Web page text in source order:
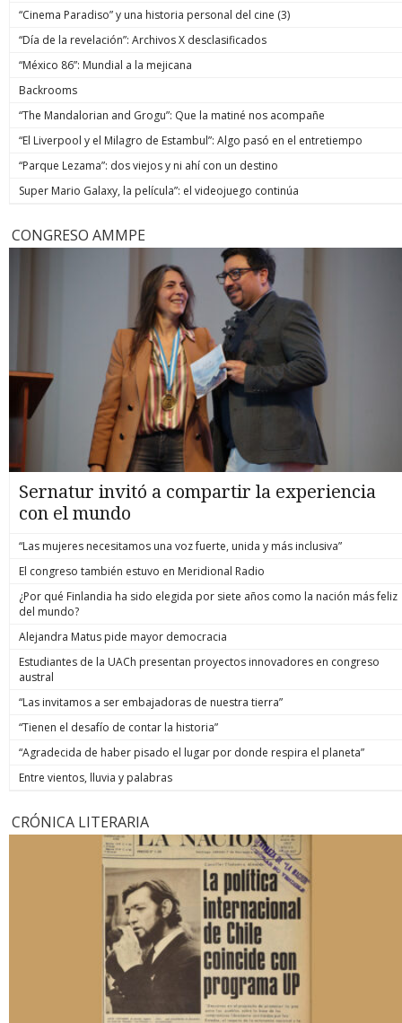
“Cinema Paradiso” y una historia personal del cine (3)
“Día de la revelación”: Archivos X desclasificados
“México 86”: Mundial a la mejicana
Backrooms
“The Mandalorian and Grogu”: Que la matiné nos acompañe
“El Liverpool y el Milagro de Estambul”: Algo pasó en el entretiempo
“Parque Lezama”: dos viejos y ni ahí con un destino
Super Mario Galaxy, la película”: el videojuego continúa
CONGRESO AMMPE
Sernatur invitó a compartir la experiencia
con el mundo
“Las mujeres necesitamos una voz fuerte, unida y más inclusiva”
El congreso también estuvo en Meridional Radio
¿Por qué Finlandia ha sido elegida por siete años como la nación más feliz
del mundo?
Alejandra Matus pide mayor democracia
Estudiantes de la UACh presentan proyectos innovadores en congreso
austral
“Las invitamos a ser embajadoras de nuestra tierra”
“Tienen el desafío de contar la historia”
“Agradecida de haber pisado el lugar por donde respira el planeta”
Entre vientos, lluvia y palabras
CRÓNICA LITERARIA